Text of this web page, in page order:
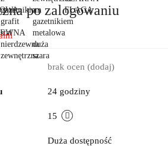
po zalogowaniu
brak ocen(dodaj)
24 godziny
15
Duża dostępność